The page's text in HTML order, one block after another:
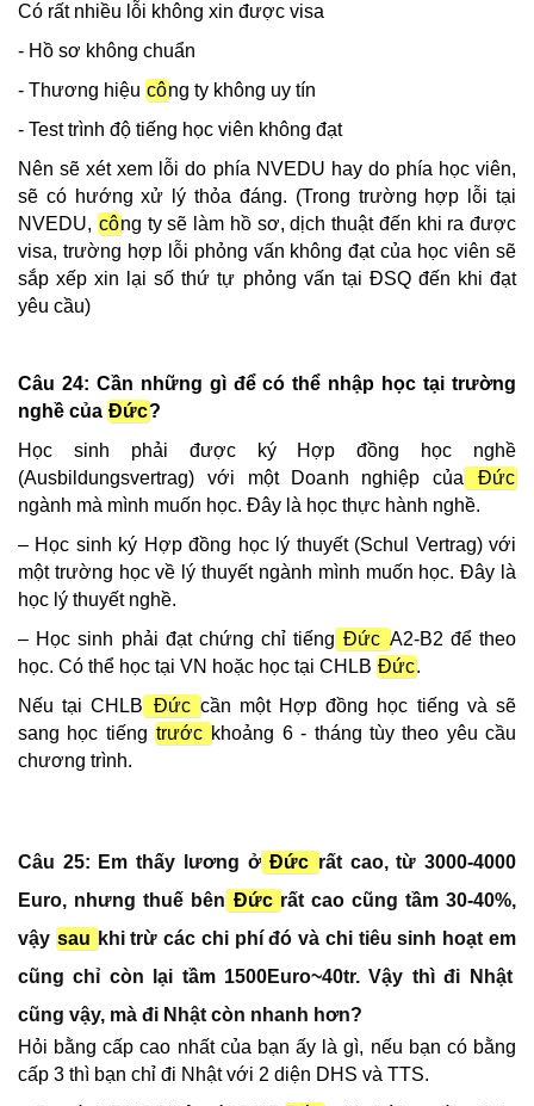
Có rất nhiều lỗi không xin được visa
- Hồ sơ không chuẩn
- Thương hiệu công ty không uy tín
- Test trình độ tiếng học viên không đạt
Nên sẽ xét xem lỗi do phía NVEDU hay do phía học viên,
sẽ có hướng xử lý thỏa đáng. (Trong trường hợp lỗi tại
NVEDU, công ty sẽ làm hồ sơ, dịch thuật đến khi ra được
visa, trường hợp lỗi phỏng vấn không đạt của học viên sẽ
sắp xếp xin lại số thứ tự phỏng vấn tại ĐSQ đến khi đạt
yêu cầu)
Câu 24: Cần những gì để có thể nhập học tại trường
nghề của Đức?
Học sinh phải được ký Hợp đồng học nghề
(Ausbildungsvertrag) với một Doanh nghiệp của
Đức
ngành mà mình muốn học. Đây là học thực hành nghề.
– Học sinh ký Hợp đồng học lý thuyết (Schul Vertrag) với
một trường học về lý thuyết ngành mình muốn học. Đây là
học lý thuyết nghề.
– Học sinh phải đạt chứng chỉ tiếng Đức A2-B2 để theo
học. Có thể học tại VN hoặc học tại CHLB Đức.
Nếu tại CHLB Đức cần một Hợp đồng học tiếng và sẽ
sang học tiếng trước khoảng 6 - tháng tùy theo yêu cầu
chương trình.
Câu 25: Em thấy lương ở Đức rất cao, từ 3000-4000
Euro, nhưng thuế bên Đức rất cao cũng tầm 30-40%,
vậy sau khi trừ các chi phí đó và chi tiêu sinh hoạt em
cũng chỉ còn lại tầm 1500Euro~40tr. Vậy thì đi Nhật
cũng vậy, mà đi Nhật còn nhanh hơn?
Hỏi bằng cấp cao nhất của bạn ấy là gì, nếu bạn có bằng
cấp 3 thì bạn chỉ đi Nhật với 2 diện DHS và TTS.